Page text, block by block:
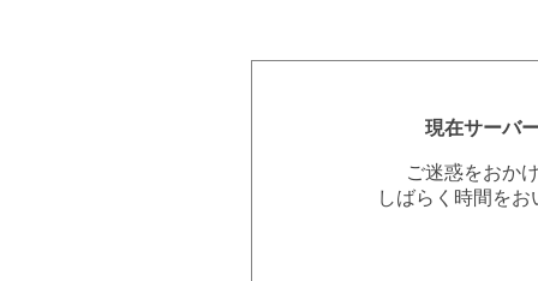
現在サーバ
ご迷惑をおか
しばらく時間を